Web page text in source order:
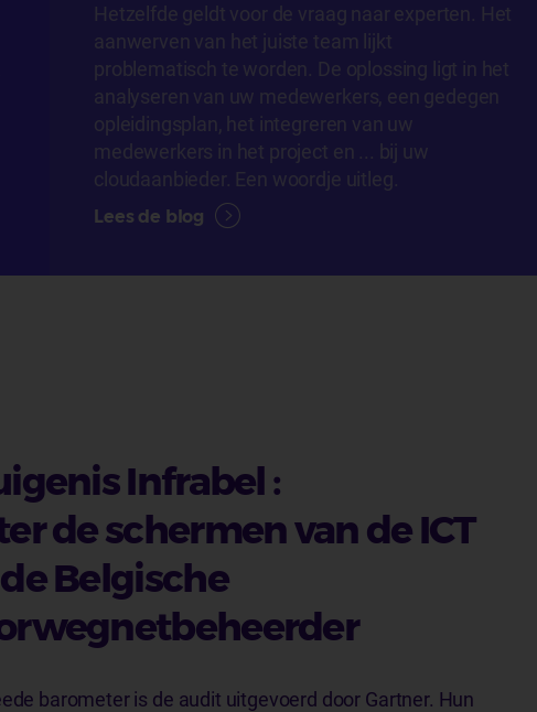
Hetzelfde geldt voor de vraag naar experten. Het
aanwerven van het juiste team lijkt
problematisch te worden. De oplossing ligt in het
analyseren van uw medewerkers, een gedegen
opleidingsplan, het integreren van uw
medewerkers in het project en ... bij uw
cloudaanbieder. Een woordje uitleg.
Lees de blog
Infrabel :
de schermen van de ICT
Belgische
barometer is de audit uitgevoerd door Gartner. Hun